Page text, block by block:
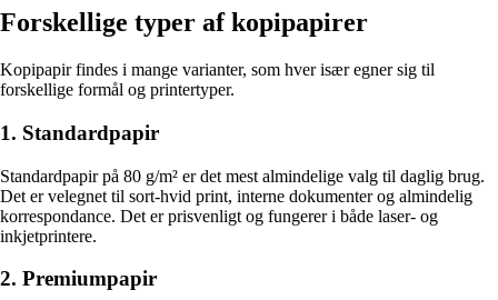
Forskellige typer af kopipapirer
Kopipapir findes i mange varianter, som hver især egner sig til
forskellige formål og printertyper.
1. Standardpapir
Standardpapir på 80 g/m² er det mest almindelige valg til daglig brug.
Det er velegnet til sort-hvid print, interne dokumenter og almindelig
korrespondance. Det er prisvenligt og fungerer i både laser- og
inkjetprintere.
2. Premiumpapir